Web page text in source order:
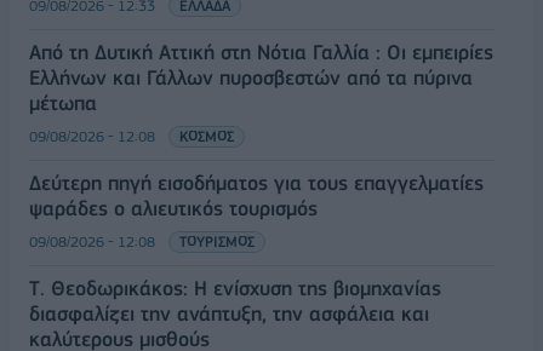
09/08/2026 - 12:33 ΕΛΛΑΔΑ
Από τη Δυτική Αττική στη Νότια Γαλλία : Οι εμπειρίες
Ελλήνων και Γάλλων πυροσβεστών από τα πύρινα
μέτωπα
09/08/2026 - 12:08 ΚΟΣΜΟΣ
Δεύτερη πηγή εισοδήματος για τους επαγγελματίες
ψαράδες ο αλιευτικός τουρισμός
09/08/2026 - 12:08 ΤΟΥΡΙΣΜΟΣ
Τ. Θεοδωρικάκος: Η ενίσχυση της βιομηχανίας
διασφαλίζει την ανάπτυξη, την ασφάλεια και
καλύτερους μισθούς